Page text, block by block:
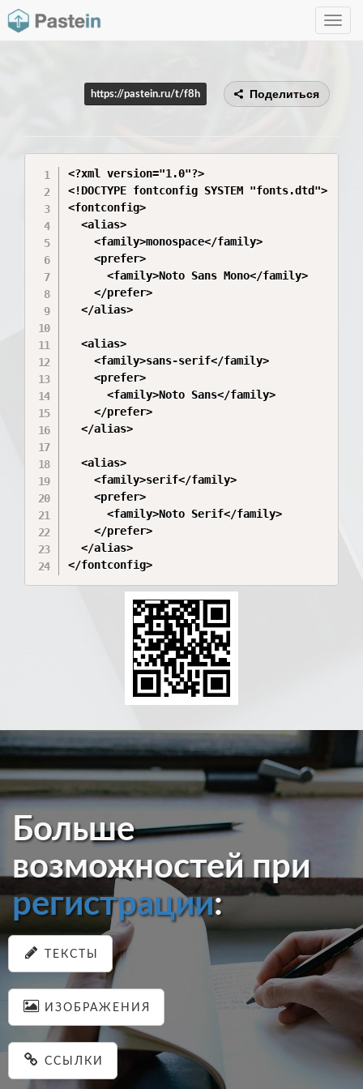
Toggle
https://pastein.ru/t/f8h Поделиться
<?xml version="1.0"?>
<!DOCTYPE fontconfig SYSTEM "fonts.dtd">
<fontconfig>
  <alias>
    <family>monospace</family>
    <prefer>
      <family>Noto Sans Mono</family>
    </prefer>
  </alias>
  <alias>
    <family>sans-serif</family>
    <prefer>
      <family>Noto Sans</family>
    </prefer>
  </alias>
  <alias>
    <family>serif</family>
    <prefer>
      <family>Noto Serif</family>
    </prefer>
  </alias>
</fontconfig>
Больше
возможностей при
регистрации:
ТЕКСТЫ
ИЗОБРАЖЕНИЯ
ССЫЛКИ